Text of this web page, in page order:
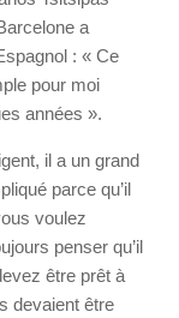
a
: « Ce
pour moi
années ».
il a un grand
parce qu’il
voulez
penser qu’il
être prêt à
devaient être